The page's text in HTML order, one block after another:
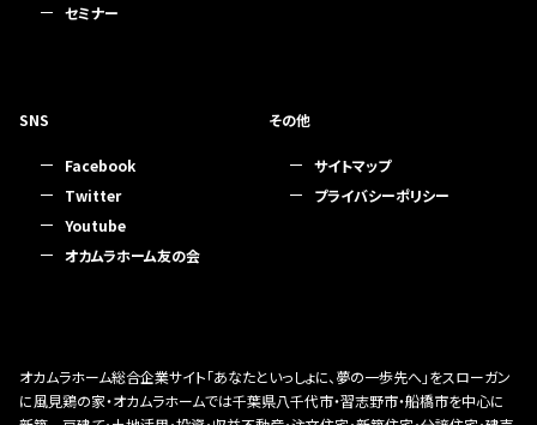
セミナー
SNS
Facebook
Twitter
Youtube
オカムラホーム友の会
その他
サイトマップ
プライバシーポリシー
オカムラホーム総合企業サイト「あなたといっしょに、夢の一歩先へ」をスローガン
に風見鶏の家・オカムラホームでは千葉県八千代市・習志野市・船橋市を中心に